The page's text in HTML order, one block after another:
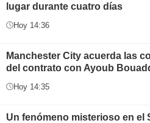
lugar durante cuatro días
Hoy 14:36
Manchester City acuerda las
del contrato con Ayoub
Hoy 14:35
Un fenómeno misterioso en el